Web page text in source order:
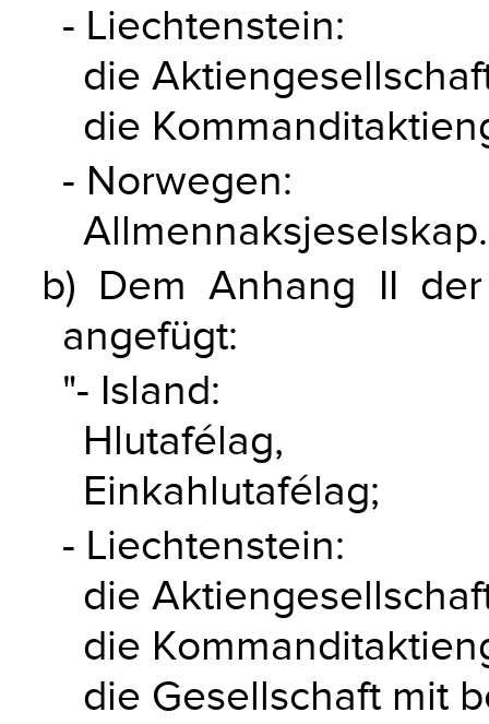
- Liechtenstein:
die
die
- Norwegen:
b) Dem Anhang II
angefügt:
"- Island:
Hlutafélag,
Einkahlutafélag;
- Liechtenstein:
die
die
die Gesellschaft mit